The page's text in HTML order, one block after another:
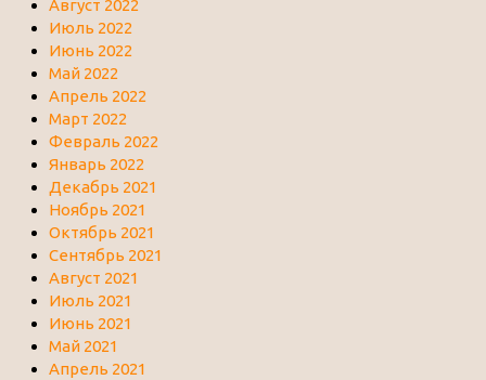
Август 2022
Июль 2022
Июнь 2022
Май 2022
Апрель 2022
Март 2022
Февраль 2022
Январь 2022
Декабрь 2021
Ноябрь 2021
Октябрь 2021
Сентябрь 2021
Август 2021
Июль 2021
Июнь 2021
Май 2021
Апрель 2021